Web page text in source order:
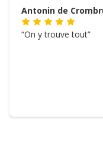
Antonin de
On y trouve tout